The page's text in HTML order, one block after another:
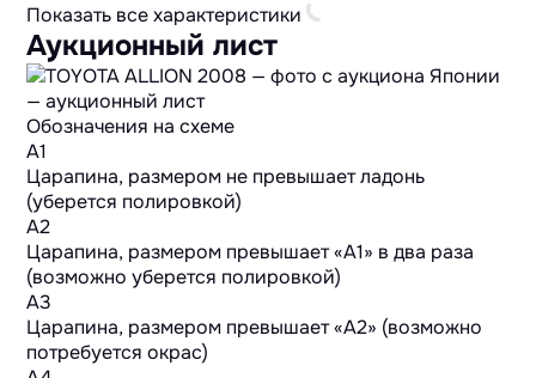
Показать все характеристики
Аукционный лист
Обозначения на схеме
A1
Царапина, размером не превышает ладонь
(уберется полировкой)
A2
Царапина, размером превышает «А1» в два раза
(возможно уберется полировкой)
A3
Царапина, размером превышает «А2» (возможно
потребуется окрас)